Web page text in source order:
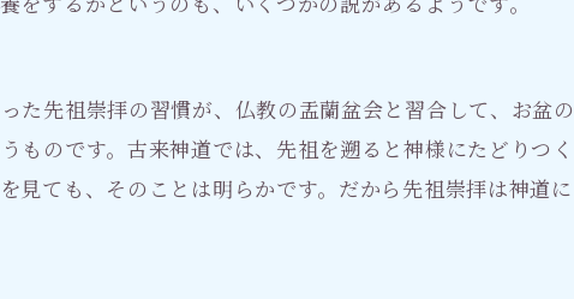
た先祖崇拝の習慣が、仏教の盂蘭盆会と習合して、お盆の
ものです。古来神道では、先祖を遡ると神様にたどりつく
見ても、そのことは明らかです。だから先祖崇拝は神道に